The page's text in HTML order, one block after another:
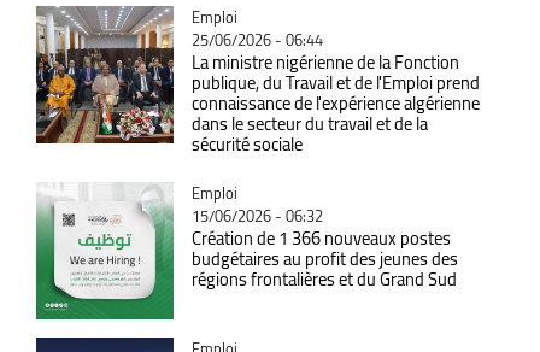
Catégorie
Emploi
25/06/2026 - 06:44
La ministre nigérienne de la Fonction
publique, du Travail et de l'Emploi prend
connaissance de l'expérience algérienne
dans le secteur du travail et de la
sécurité sociale
Catégorie
Emploi
15/06/2026 - 06:32
Création de 1 366 nouveaux postes
budgétaires au profit des jeunes des
régions frontalières et du Grand Sud